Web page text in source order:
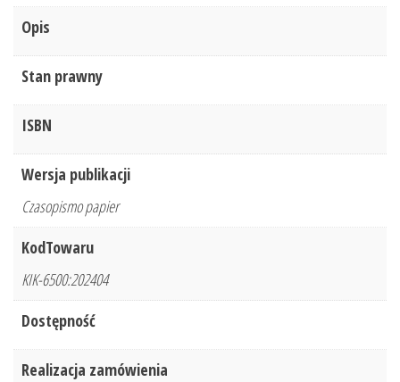
Opis
Stan prawny
ISBN
Wersja publikacji
Czasopismo papier
KodTowaru
KIK-6500:202404
Dostępność
Realizacja zamówienia